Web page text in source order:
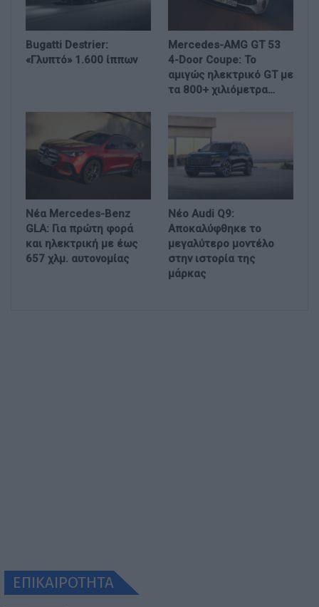
Bugatti Destrier:
«Γλυπτό» 1.600 ίππων
Mercedes-AMG GT 53
4-Door Coupe: Το
αμιγώς ηλεκτρικό GT με
τα 800+ χιλιόμετρα…
Νέα Mercedes-Benz
GLA: Για πρώτη φορά
και ηλεκτρική με έως
657 χλμ. αυτονομίας
Νέο Audi Q9:
Αποκαλύφθηκε το
μεγαλύτερο μοντέλο
στην ιστορία της
μάρκας
ΕΠΙΚΑΙΡΟΤΗΤΑ